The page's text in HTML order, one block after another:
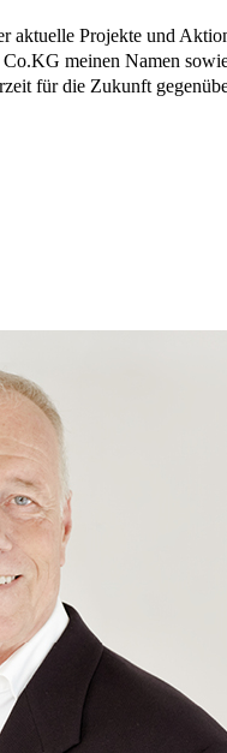
aktuelle Projekte und
meinen Namen
für die Zukunft